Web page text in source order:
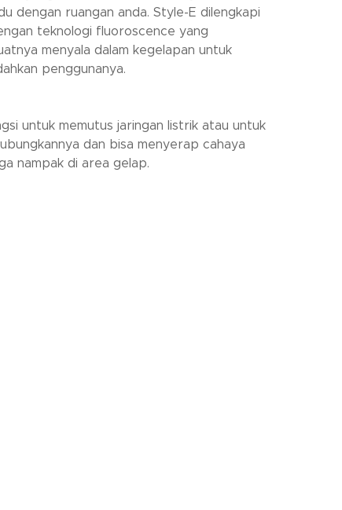
dengan ruangan anda. Style-E dilengkapi
teknologi fluoroscence yang
menyala dalam kegelapan untuk
penggunanya.
untuk memutus jaringan listrik atau untuk
dan bisa menyerap cahaya
nampak di area gelap.